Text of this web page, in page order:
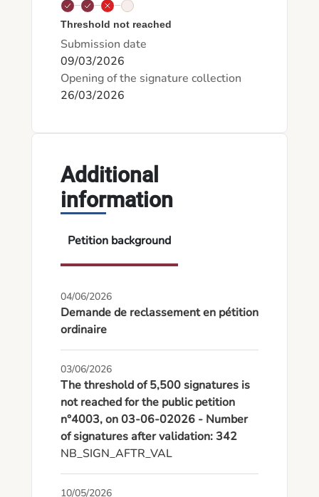
Threshold not reached
Submission date
09/03/2026
Opening of the signature collection
26/03/2026
Additional
information
Petition background
04/06/2026
Demande de reclassement en pétition
ordinaire
03/06/2026
The threshold of 5,500 signatures is
not reached for the public petition
n°4003, on 03-06-02026 - Number
of signatures after validation: 342
NB_SIGN_AFTR_VAL
10/05/2026